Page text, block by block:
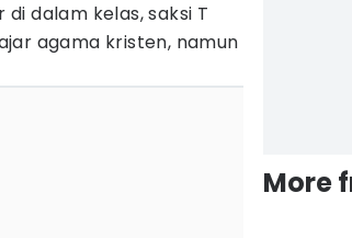
dalam kelas, saksi T
agama kristen, namun
More